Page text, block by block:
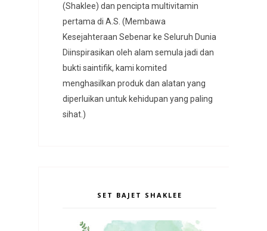
(Shaklee) dan pencipta multivitamin
pertama di A.S. (Membawa
Kesejahteraan Sebenar ke Seluruh Dunia
Diinspirasikan oleh alam semula jadi dan
bukti saintifik, kami komited
menghasilkan produk dan alatan yang
diperluikan untuk kehidupan yang paling
sihat.)
SET BAJET SHAKLEE